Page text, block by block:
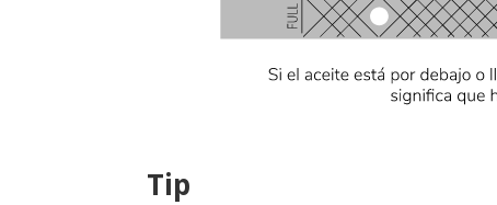
Tip